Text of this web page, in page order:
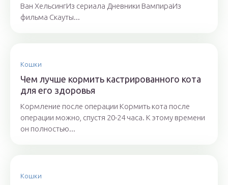
Ван ХельсингИз сериала Дневники ВампираИз
фильма Скауты...
Кошки
Чем лучше кормить кастрированного кота
для его здоровья
Кормление после операции Кормить кота после
операции можно, спустя 20-24 часа. К этому времени
он полностью...
Кошки